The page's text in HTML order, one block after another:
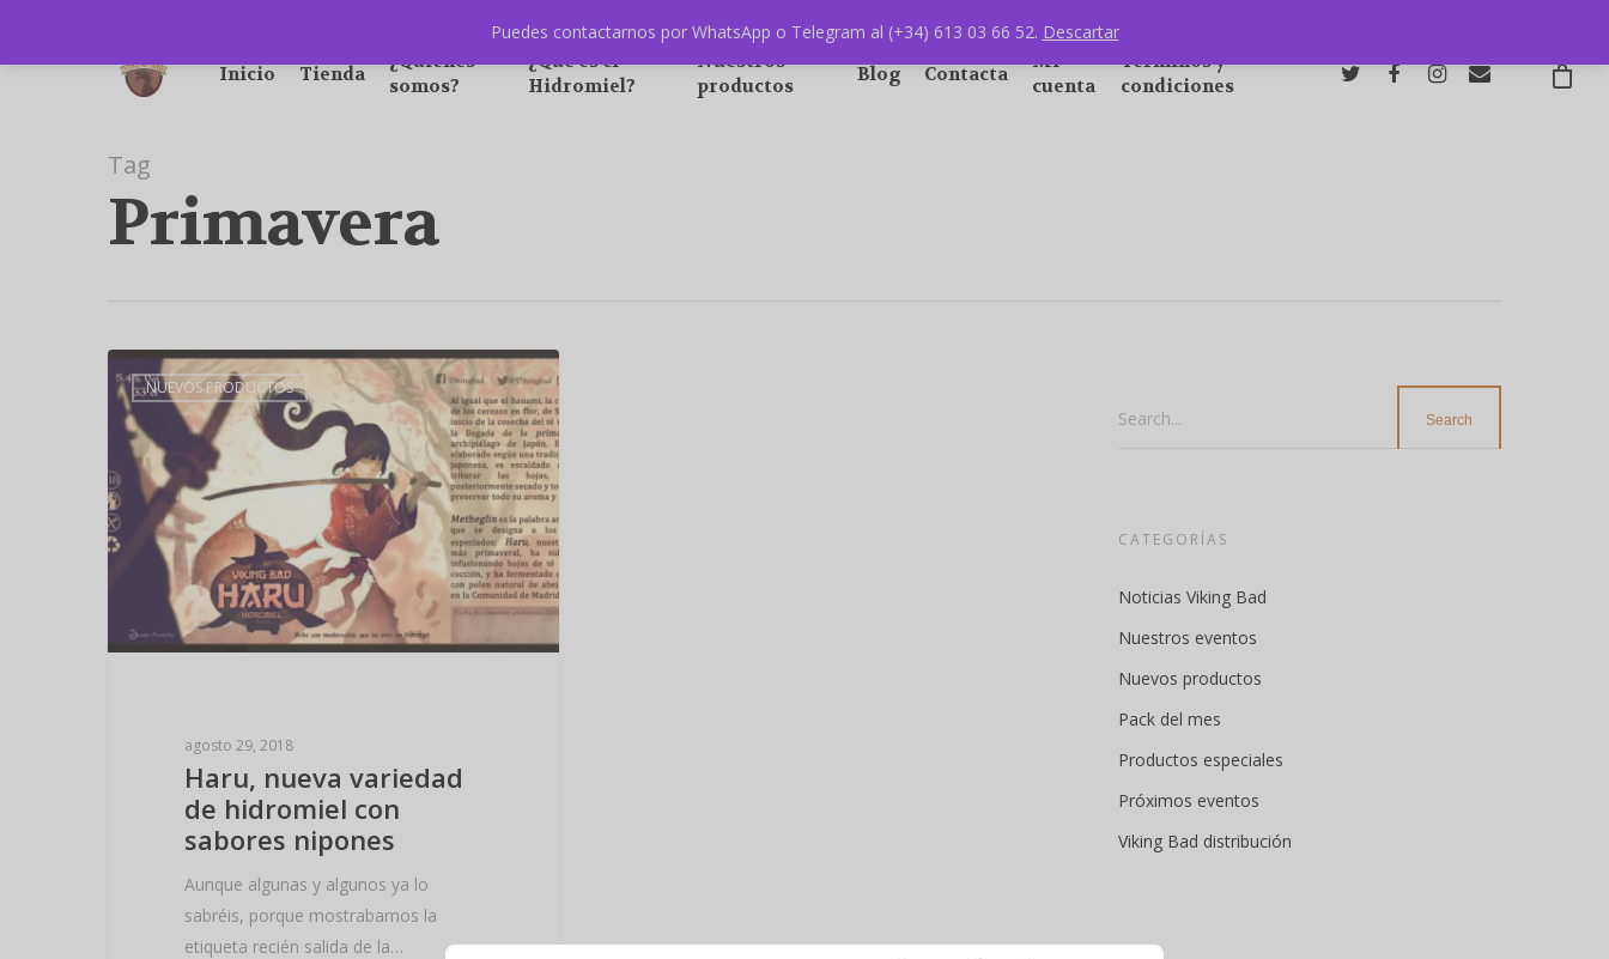
Hit enter to search or ESC to close
Inicio Tienda
¿Quiénes
somos?
¿Qué es el
Hidromiel?
Nuestros
productos
Blog Contacta
Mi
cuenta
Términos y
condiciones
Tag
Primavera
NUEVOS PRODUCTOS
agosto 29, 2018
Haru, nueva variedad
de hidromiel con
sabores nipones
Aunque algunas y algunos ya lo
sabréis, porque mostrabamos la
etiqueta recién salida de la…
Search...
CATEGORÍAS
Noticias Viking Bad
Nuestros eventos
Nuevos productos
Pack del mes
Productos especiales
Próximos eventos
Viking Bad distribución
Puedes contactarnos por WhatsApp o Telegram al (+34) 613 03 66 52. Descartar